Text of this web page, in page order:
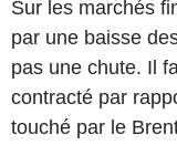
Sur les marchés
par une baisse
pas une chute. Il
contracté par
touché par le